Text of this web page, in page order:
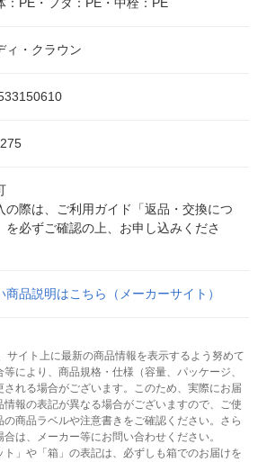
：PE・フタ：PE・中栓：PE
ィ・クラウン
の際は、ご利用ガイド「返品・交換につ
を必ずご確認の上、お申し込みくださ
商品説明はこちら（メーカーサイト）
サイト上に最新の商品情報を表示するよう努めて
により、商品規格・仕様（容量、パッケージ、
れる場合がございます。このため、実際にお届
報の表記が異なる場合がございますので、ご使
商品ラベルや注意書きをご確認ください。さら
は、メーカー等にお問い合わせください。
ト」や「箱」の表記は、必ずしも箱でのお届けを